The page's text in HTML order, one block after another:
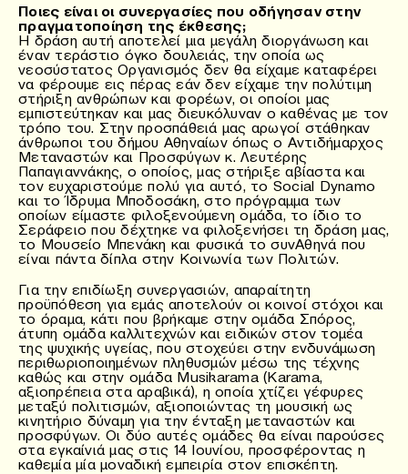
Ποιες είναι οι συνεργασίες που οδήγησαν στην
πραγματοποίηση της έκθεσης;
Η δράση αυτή αποτελεί μια μεγάλη διοργάνωση και
έναν τεράστιο όγκο δουλειάς, την οποία ως
νεοσύστατος Οργανισμός δεν θα είχαμε καταφέρει
να φέρουμε εις πέρας εάν δεν είχαμε την πολύτιμη
στήριξη ανθρώπων και φορέων, οι οποίοι μας
εμπιστεύτηκαν και μας διευκόλυναν ο καθένας με τον
τρόπο του. Στην προσπάθειά μας αρωγοί στάθηκαν
άνθρωποι του δήμου Αθηναίων όπως ο Αντιδήμαρχος
Μεταναστών και Προσφύγων κ. Λευτέρης
Παπαγιαννάκης, ο οποίος, μας στήριξε αβίαστα και
τον ευχαριστούμε πολύ για αυτό, το Social Dynamo
και το Ίδρυμα Μποδοσάκη, στο πρόγραμμα των
οποίων είμαστε φιλοξενούμενη ομάδα, το ίδιο το
Σεράφειο που δέχτηκε να φιλοξενήσει τη δράση μας,
το Μουσείο Μπενάκη και φυσικά το συνΑθηνά που
είναι πάντα δίπλα στην Κοινωνία των Πολιτών.
Για την επιδίωξη συνεργασιών, απαραίτητη
προϋπόθεση για εμάς αποτελούν οι κοινοί στόχοι και
το όραμα, κάτι που βρήκαμε στην ομάδα Σπόρος,
άτυπη ομάδα καλλιτεχνών και ειδικών στον τομέα
της ψυχικής υγείας, που στοχεύει στην ενδυνάμωση
περιθωριοποιημένων πληθυσμών μέσω της τέχνης
καθώς και στην ομάδα Musikarama (Karama,
αξιοπρέπεια στα αραβικά), η οποία χτίζει γέφυρες
μεταξύ πολιτισμών, αξιοποιώντας τη μουσική ως
κινητήριο δύναμη για την ένταξη μεταναστών και
προσφύγων. Οι δύο αυτές ομάδες θα είναι παρούσες
στα εγκαίνιά μας στις 14 Ιουνίου, προσφέροντας η
καθεμία μία μοναδική εμπειρία στον επισκέπτη.